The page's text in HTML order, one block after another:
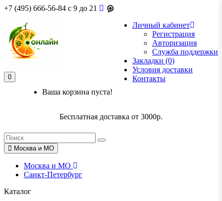
+7 (495) 666-56-84 c 9 до 21
Личный кабинет
Регистрация
Авторизация
Служба поддержки
Закладки (0)
Условия доставки
Контакты
0
Ваша корзина пуста!
Бесплатная доставка от 3000р.
Москва и МО
Москва и МО
Санкт-Петербург
Каталог